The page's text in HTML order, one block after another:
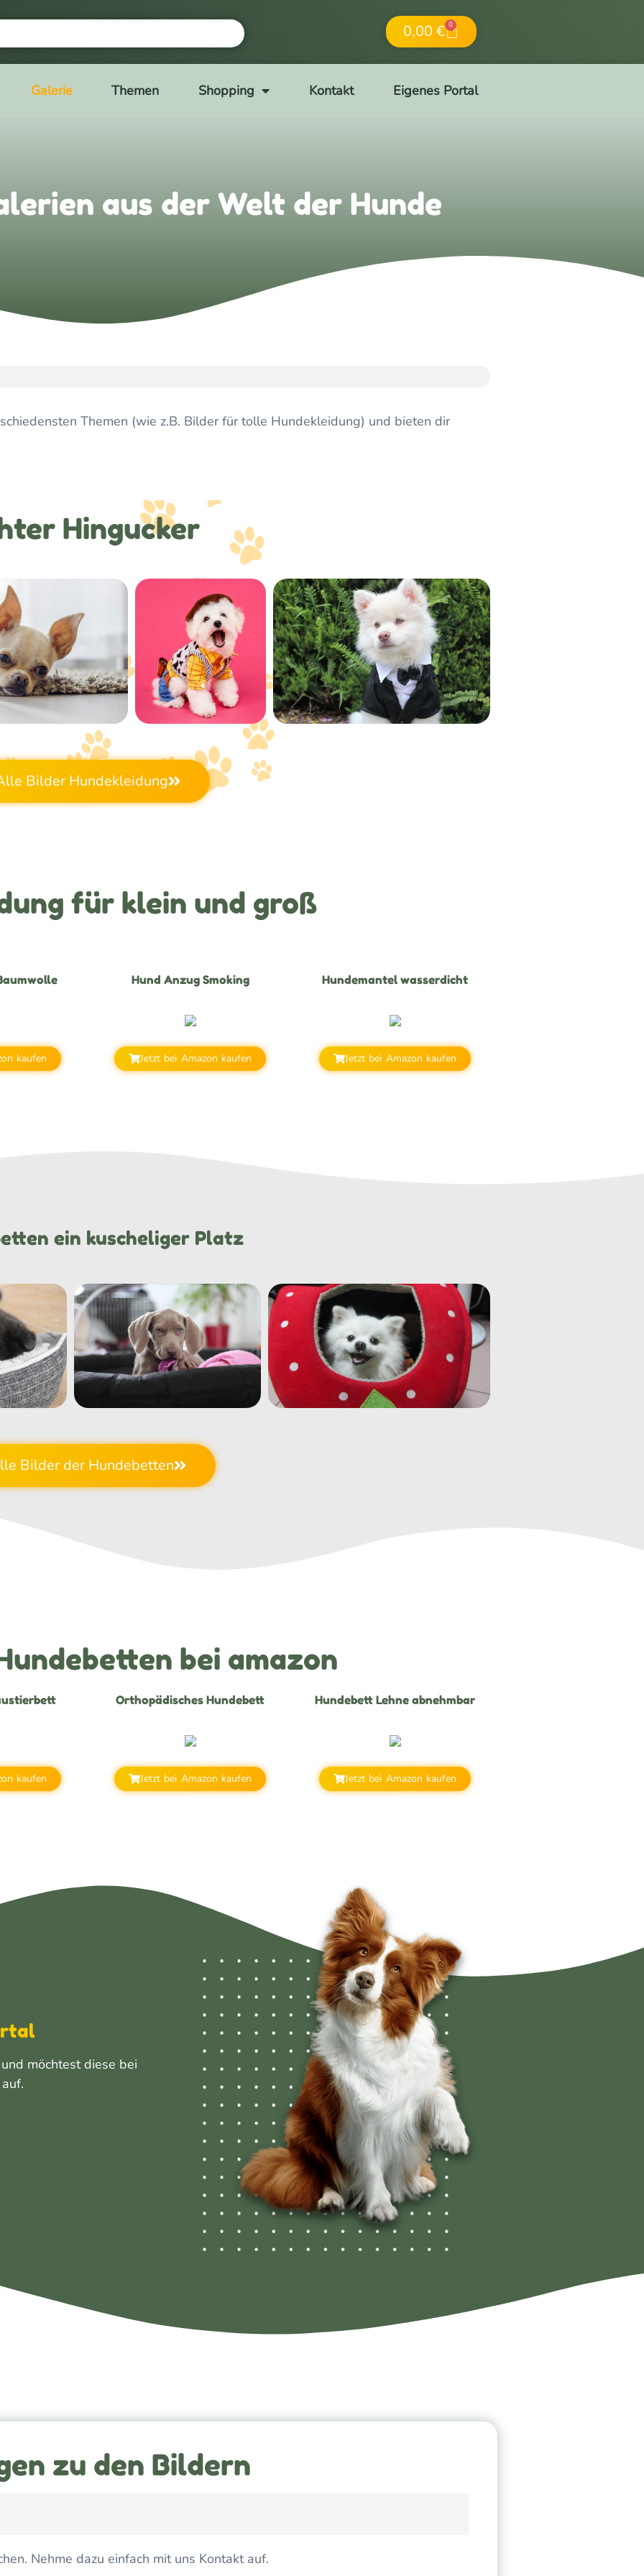
0,00€ 0
Galerie Themen Shopping Kontakt Eigenes Portal
aus der Welt der Hunde
Themen (wie z.B. Bilder für tolle Hundekleidung) und bieten dir
Hingucker
Bilder Hundekleidung
für klein und groß
kaufen
Hund Anzug Smoking
Jetzt bei Amazon kaufen
Hundemantel wasserdicht
Jetzt bei Amazon kaufen
ein kuscheliger Platz
Bilder der Hundebetten
bei amazon
kaufen
Orthopädisches Hundebett
Jetzt bei Amazon kaufen
Hundebett Lehne abnehmbar
Jetzt bei Amazon kaufen
möchtest diese bei
zu den Bildern
Nehme dazu einfach mit uns Kontakt auf.